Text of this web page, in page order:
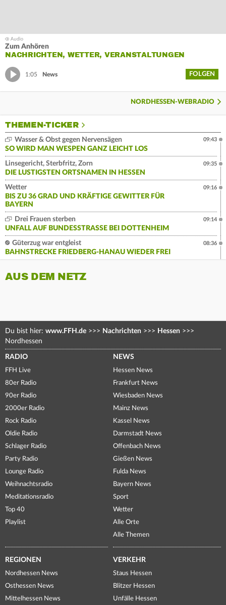
Zum Anhören
NACHRICHTEN, WETTER, VERANSTALTUNGEN
1:05 News FOLGEN
NORDHESSEN-WEBRADIO
THEMEN-TICKER
Wasser & Obst gegen Nervensägen
SO WIRD MAN WESPEN GANZ LEICHT LOS
09:43
Linsegericht, Sterbfritz, Zorn
DIE LUSTIGSTEN ORTSNAMEN IN HESSEN
09:35
Wetter
BIS ZU 36 GRAD UND KRÄFTIGE GEWITTER FÜR
BAYERN
09:16
Drei Frauen sterben
UNFALL AUF BUNDESSTRASSE BEI DOTTENHEIM
09:14
Güterzug war entgleist
BAHNSTRECKE FRIEDBERG-HANAU WIEDER FREI
08:36
AUS DEM NETZ
Du bist hier: www.FFH.de >>> Nachrichten >>> Hessen >>>
Nordhessen
RADIO
FFH Live
80er Radio
90er Radio
2000er Radio
Rock Radio
Oldie Radio
Schlager Radio
Party Radio
Lounge Radio
Weihnachtsradio
Meditationsradio
Top 40
Playlist
NEWS
Hessen News
Frankfurt News
Wiesbaden News
Mainz News
Kassel News
Darmstadt News
Offenbach News
Gießen News
Fulda News
Bayern News
Sport
Wetter
Alle Orte
Alle Themen
REGIONEN
Nordhessen News
Osthessen News
Mittelhessen News
VERKEHR
Staus Hessen
Blitzer Hessen
Unfälle Hessen